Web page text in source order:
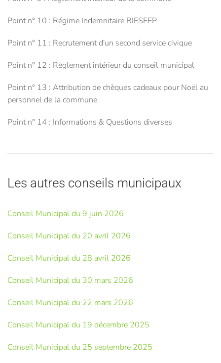
Point n° 10 : Régime Indemnitaire RIFSEEP
Point n° 11 : Recrutement d'un second service civique
Point n° 12 : Règlement intérieur du conseil municipal
Point n° 13 : Attribution de chèques cadeaux pour Noël au
personnel de la commune
Point n° 14 : Informations & Questions diverses
Les autres conseils municipaux
Conseil Municipal du 9 juin 2026
Conseil Municipal du 20 avril 2026
Conseil Municipal du 28 avril 2026
Conseil Municipal du 30 mars 2026
Conseil Municipal du 22 mars 2026
Conseil Municipal du 19 décembre 2025
Conseil Municipal du 25 septembre 2025